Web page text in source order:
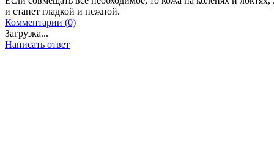
и станет гладкой и нежной.
Комментарии (0)
Загрузка...
Написать ответ